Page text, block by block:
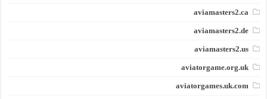
aviamasters2.ca
aviamasters2.de
aviamasters2.us
aviatorgame.org.uk
aviatorgames.uk.com